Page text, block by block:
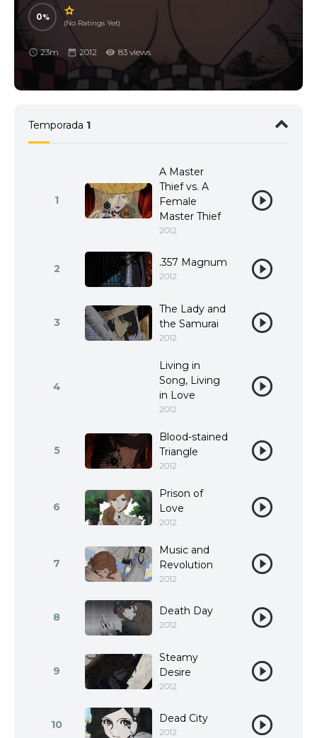
0
(No Ratings Yet)
23m 2012 83 views
Temporada 1
1
A Master
Thief vs. A
Female
Master Thief
2012
2 .357 Magnum
2012
3
The Lady and
the Samurai
2012
4
Living in
Song, Living
in Love
2012
5
Blood-stained
Triangle
2012
6
Prison of
Love
2012
7
Music and
Revolution
2012
8 Death Day
2012
9
Steamy
Desire
2012
10 Dead City
2012